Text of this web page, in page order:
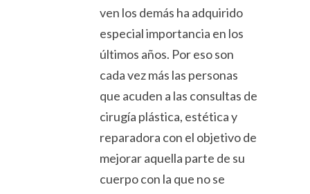
ven los demás ha adquirido
especial importancia en los
últimos años. Por eso son
cada vez más las personas
que acuden a las consultas de
cirugía plástica, estética y
reparadora con el objetivo de
mejorar aquella parte de su
cuerpo con la que no se